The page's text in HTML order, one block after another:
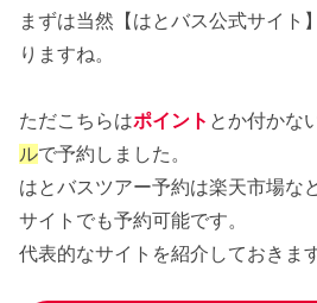
まずは当然【はとバス公式サイト
りますね。
ただこちらはポイント とか付かな
ルで予約しました。
はとバスツアー予約は楽天市場な
サイトでも予約可能です。
代表的なサイトを紹介しておきます